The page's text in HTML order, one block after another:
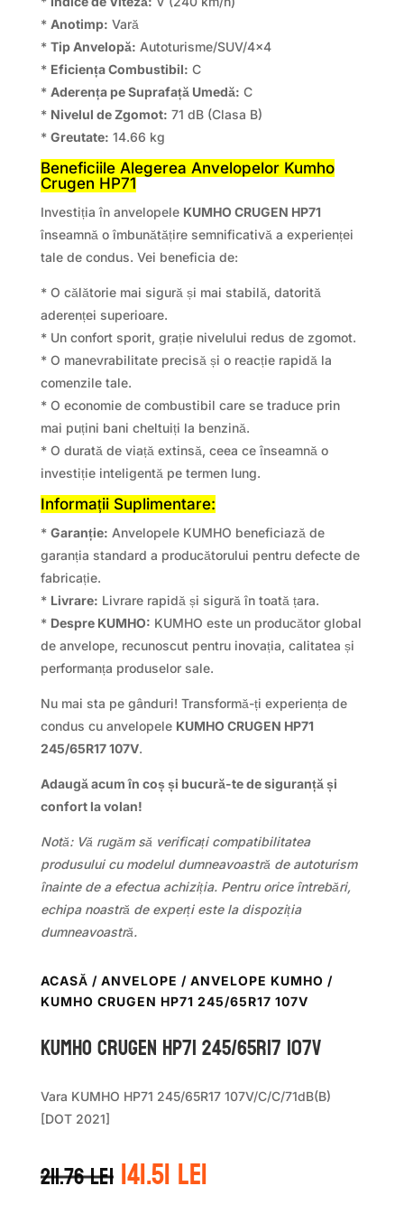
* Anotimp: Vară
* Tip Anvelopă: Autoturisme/SUV/4×4
* Eficiența Combustibil: C
* Aderența pe Suprafață Umedă: C
* Nivelul de Zgomot: 71 dB (Clasa B)
* Greutate: 14.66 kg
Beneficiile Alegerea Anvelopelor Kumho
Crugen HP71
Investiția în anvelopele KUMHO CRUGEN HP71
înseamnă o îmbunătățire semnificativă a experienței
tale de condus. Vei beneficia de:
* O călătorie mai sigură și mai stabilă, datorită
aderenței superioare.
* Un confort sporit, grație nivelului redus de zgomot.
* O manevrabilitate precisă și o reacție rapidă la
comenzile tale.
* O economie de combustibil care se traduce prin
mai puțini bani cheltuiți la benzină.
* O durată de viață extinsă, ceea ce înseamnă o
investiție inteligentă pe termen lung.
Informații Suplimentare:
* Garanție: Anvelopele KUMHO beneficiază de
garanția standard a producătorului pentru defecte de
fabricație.
* Livrare: Livrare rapidă și sigură în toată țara.
* Despre KUMHO: KUMHO este un producător global
de anvelope, recunoscut pentru inovația, calitatea și
performanța produselor sale.
Nu mai sta pe gânduri! Transformă-ți experiența de
condus cu anvelopele KUMHO CRUGEN HP71
245/65R17 107V.
Adaugă acum în coș și bucură-te de siguranță și
confort la volan!
Notă: Vă rugăm să verificați compatibilitatea
produsului cu modelul dumneavoastră de autoturism
înainte de a efectua achiziția. Pentru orice întrebări,
echipa noastră de experți este la dispoziția
dumneavoastră.
ACASĂ / ANVELOPE / ANVELOPE KUMHO /
KUMHO CRUGEN HP71 245/65R17 107V
Kumho CRUGEN HP71 245/65R17 107V
Vara KUMHO HP71 245/65R17 107V/C/C/71dB(B)
[DOT 2021]
211.76lei Prețul
inițial
141.51leiPrețul
curent